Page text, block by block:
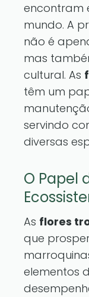
encontram
mundo. A
não é
mas
cultural. As
têm um
servindo
diversas
O Papel
As flores
que
elementos